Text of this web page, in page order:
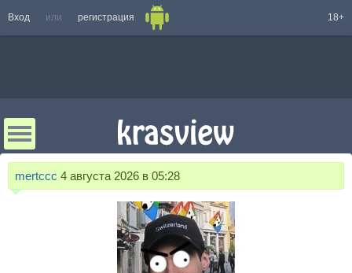
Вход или регистрация 18+
mertccc 4 августа 2026 в 05:28